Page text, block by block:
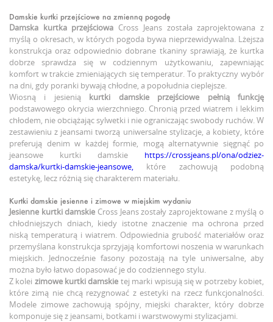
Damskie kurtki przejściowe na zmienną pogodę
Damska kurtka przejściowa Cross Jeans została zaprojektowana z
myślą o okresach, w których pogoda bywa nieprzewidywalna. Lżejsza
konstrukcja oraz odpowiednio dobrane tkaniny sprawiają, że kurtka
dobrze sprawdza się w codziennym użytkowaniu, zapewniając
komfort w trakcie zmieniających się temperatur. To praktyczny wybór
na dni, gdy poranki bywają chłodne, a popołudnia cieplejsze.
Wiosną i jesienią kurtki damskie przejściowe
pełnią funkcję
podstawowego okrycia wierzchniego. Chronią przed wiatrem i lekkim
chłodem, nie obciążając sylwetki i nie ograniczając swobody ruchów. W
zestawieniu z jeansami tworzą uniwersalne stylizacje, a kobiety, które
preferują denim w każdej formie, mogą alternatywnie sięgnąć po
jeansowe kurtki damskie https://crossjeans.pl/ona/odziez-
damska/kurtki-damskie-jeansowe, które zachowują podobną
estetykę, lecz różnią się charakterem materiału.
Kurtki damskie jesienne i zimowe w miejskim wydaniu
Jesienne kurtki damskie Cross Jeans zostały zaprojektowane z myślą o
chłodniejszych dniach, kiedy istotne znaczenie ma ochrona przed
niską temperaturą i wiatrem. Odpowiednia grubość materiałów oraz
przemyślana konstrukcja sprzyjają komfortowi noszenia w warunkach
miejskich. Jednocześnie fasony pozostają na tyle uniwersalne, aby
można było łatwo dopasować je do codziennego stylu.
Z kolei zimowe kurtki damskie tej marki wpisują się w potrzeby kobiet,
które zimą nie chcą rezygnować z estetyki na rzecz funkcjonalności.
Modele zimowe zachowują spójny, miejski charakter, który dobrze
komponuje się z jeansami, botkami i warstwowymi stylizacjami.